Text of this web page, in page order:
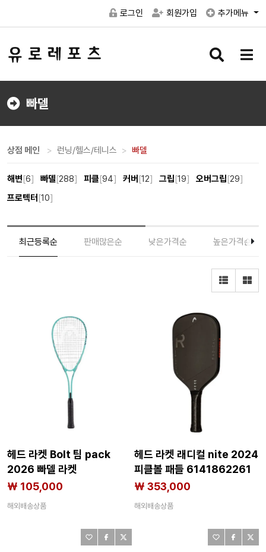
로그인 회원가입 추가메뉴
검
버
메
버
빠델
상점 메인 런닝/헬스/테니스 빠델
해변[6] 빠델[288] 피클[94] 커버 [12] 그립[19] 오버그립[29]
프로텍터 [10]
최근등록순 판매많은순 낮은가격순 높은가격순
헤드 라켓 Bolt 팀 pack
2026 빠델 라켓
6142756398
₩ 105,000
해외배송상품
헤드 라켓 래디컬 nite 2024
피클볼 패들 6141862261
₩ 353,000
해외배송상품